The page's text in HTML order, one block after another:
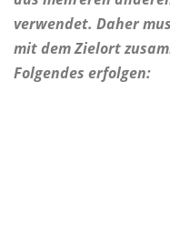
verwendet. Daher
mit dem Zielort
Folgendes erfolgen: